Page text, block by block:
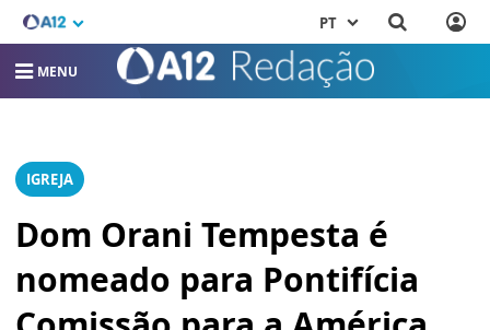
PT
MENU
IGREJA
Dom Orani Tempesta é
nomeado para Pontifícia